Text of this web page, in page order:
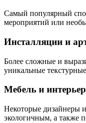
Самый популярный
мероприятий или
Инсталляции и
Более сложные и
уникальные
Мебель и
Некоторые дизайнеры
экологичным, а также